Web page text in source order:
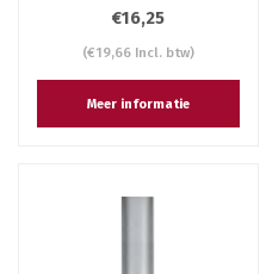
€16,25
(€19,66 Incl. btw)
Meer informatie